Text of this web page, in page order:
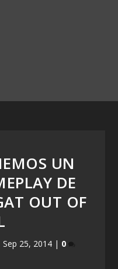
UN
DE
OUT OF
Sep 25, 2014 | 0